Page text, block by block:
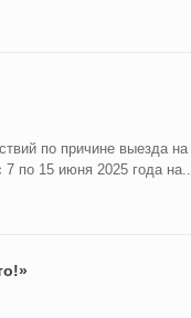
по причине выезда на
7 по 15 июня 2025 года